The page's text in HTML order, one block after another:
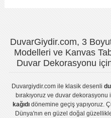
DuvarGiydir.com, 3
Modelleri ve Kanvas
Duvar Dekorasyonu
Duvargiydir.comile klasik desenli
bırakıyoruz veduvar dekorasyonu
kağıdıdönemine geçiş yapıyoruz.
Dünya'nın en güzel doğal